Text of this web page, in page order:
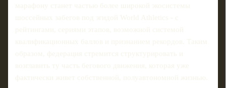
марафону станет частью более широкой экосистемы
шоссейных забегов под эгидой World Athletics - с
рейтингами, сериями этапов, возможной системой
квалификационных баллов и признанием рекордов. Таким
образом, федерация стремится структурировать и
возглавить ту часть бегового движения, которая уже
фактически живет собственной, полуавтономной жизнью.